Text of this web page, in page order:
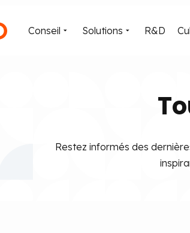
Conseil Solutions R&D
Restez informés des